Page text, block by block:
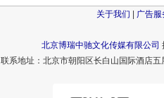
关于我们 | 广告服
北京博瑞中驰文化传媒有限公司
联系地址：北京市朝阳区长白山国际酒店